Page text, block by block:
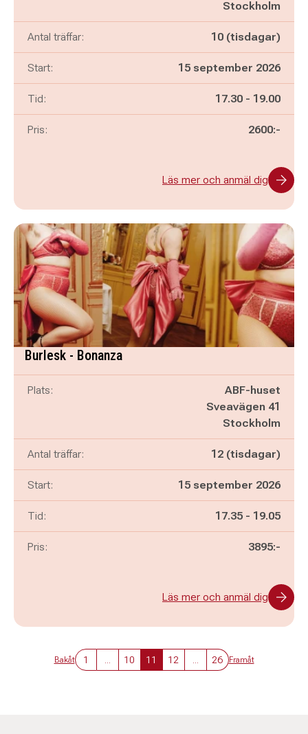
Stockholm
Antal träffar: 10 (tisdagar)
Start: 15 september 2026
Tid: Pågår mellan
17.30 - och
19.00
Pris: 2600:-
Läs mer och anmäl dig
Burlesk - Bonanza
Plats:
ABF-huset
Sveavägen 41
Stockholm
Antal träffar: 12 (tisdagar)
Start: 15 september 2026
Tid: Pågår mellan
17.35 - och
19.05
Pris: 3895:-
Läs mer och anmäl dig
Bakåt 1 10 11 12 26 Framåt